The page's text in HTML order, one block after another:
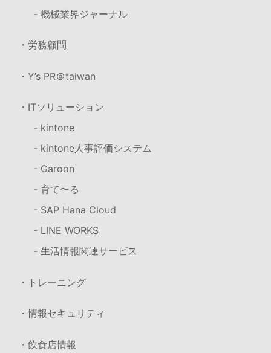
- 機械業界ジャーナル
・労務顧問
・Y’s PR＠taiwan
・ITソリューション
- kintone
- kintone人事評価システム
- Garoon
- 育て〜る
- SAP Hana Cloud
- LINE WORKS
- 生活情報関連サービス
・トレーニング
・情報セキュリティ
・飲食店情報